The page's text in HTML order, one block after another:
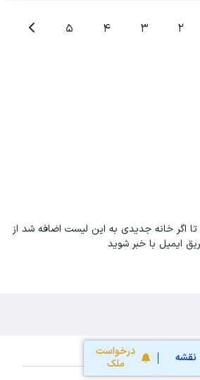
نقشه
درخواست
ملک
2
3
4
5
تا اگر خانه جدیدی به این لیست اضافه شد از
ایمیل با خبر شوید